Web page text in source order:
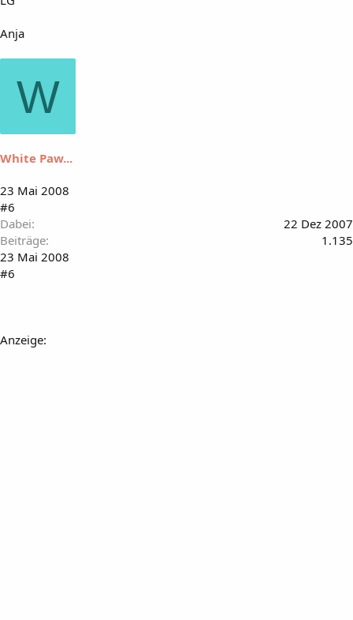
Anja
W
White Paw...
23 Mai 2008
#6
Dabei
22 Dez 2007
Beiträge
1.135
23 Mai 2008
#6
Anzeige: